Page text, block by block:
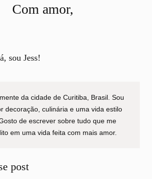
Com amor,
sou Jess!
da cidade de Curitiba, Brasil. Sou
decoração, culinária e uma vida estilo
de escrever sobre tudo que me
em uma vida feita com mais amor.
post